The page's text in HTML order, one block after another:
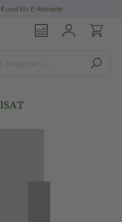
und für E-Rezepte